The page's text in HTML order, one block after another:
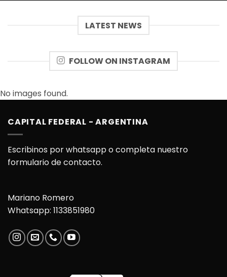
LATEST NEWS
FOLLOW ON INSTAGRAM
No images found.
CAPITAL FEDERAL - ARGENTINA
Escribinos por whatsapp o completa nuestro
formulario de contacto.
Mariano Romero
Whatsapp: 1133851980